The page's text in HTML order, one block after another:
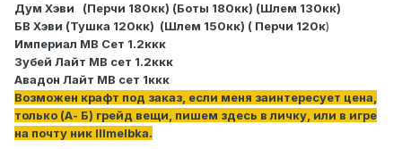
Дум Хэви (Перчи 180кк) (Боты 180кк) (Шлем 130кк)
БВ Хэви (Тушка 120кк) (Шлем 150кк) ( Перчи 120к)
Империал МВ Сет 1.2ккк
Зубей Лайт МВ сет 1.2ккк
Авадон Лайт МВ сет 1ккк
Возможен крафт под заказ, если меня заинтересует цена,
только (А- Б) грейд вещи, пишем здесь в личку, или в игре
на почту ник IIImelbka.